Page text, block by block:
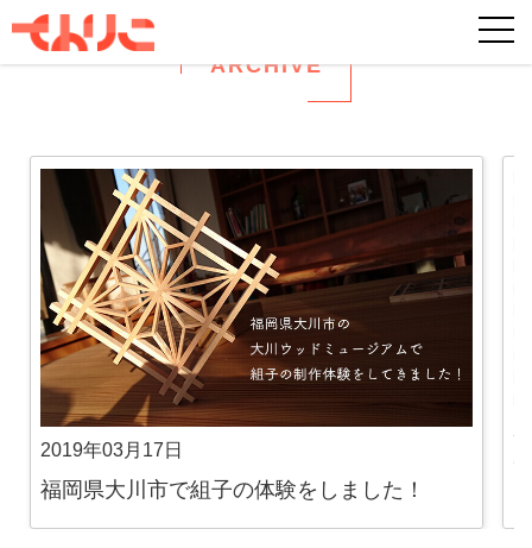
ARCHIVE
2019年03月17日
福岡県大川市で組子の体験をしました！